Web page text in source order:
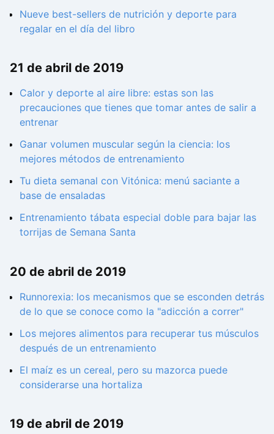
Nueve best-sellers de nutrición y deporte para
regalar en el día del libro
21 de abril de 2019
Calor y deporte al aire libre: estas son las
precauciones que tienes que tomar antes de salir a
entrenar
Ganar volumen muscular según la ciencia: los
mejores métodos de entrenamiento
Tu dieta semanal con Vitónica: menú saciante a
base de ensaladas
Entrenamiento tábata especial doble para bajar las
torrijas de Semana Santa
20 de abril de 2019
Runnorexia: los mecanismos que se esconden detrás
de lo que se conoce como la "adicción a correr"
Los mejores alimentos para recuperar tus músculos
después de un entrenamiento
El maíz es un cereal, pero su mazorca puede
considerarse una hortaliza
19 de abril de 2019